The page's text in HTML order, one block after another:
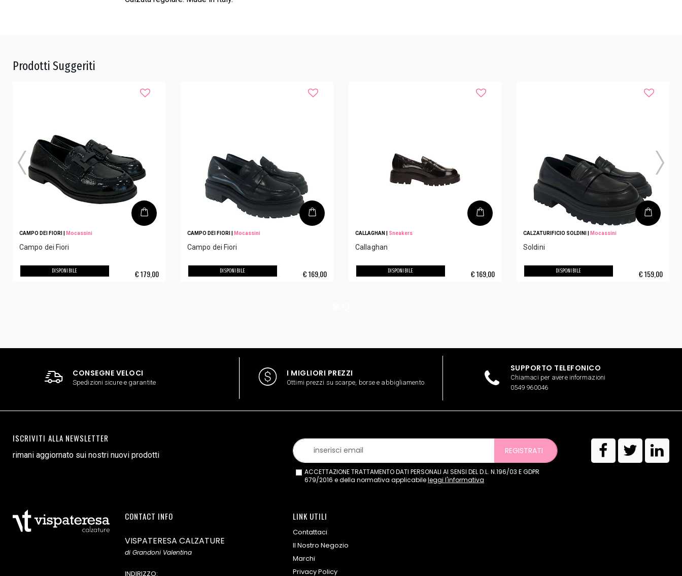
Prodotti Suggeriti
CAMPO DEI FIORI Mocassini
Campo dei Fiori
€179,00
DISPONIBILE
CAMPO DEI FIORI Mocassini
Campo dei Fiori
€169,00
DISPONIBILE
CALLAGHAN Sneakers
Callaghan
€169,00
DISPONIBILE
CALZATURIFICIO SOLDINI Mocassini
Soldini
€159,00
DISPONIBILE
CONSEGNE VELOCI
Spedizioni sicure e garantite
I MIGLIORI PREZZI
Ottimi prezzi su scarpe, borse e abbigliamento
SUPPORTO TELEFONICO
Chiamaci per avere informazioni
0549 960046
ISCRIVITI ALLA NEWSLETTER
rimani aggiornato sui nostri nuovi prodotti REGISTRATI
ACCETTAZIONE TRATTAMENTO DATI PERSONALI AI SENSI DEL D.L. N.196/03 E GDPR
679/2016 e della normativa applicabileleggi l'informativa
CONTACT INFO
VISPATERESA CALZATURE
di Grandoni Valentina
INDIRIZZO:
LINK UTILI
Contattaci
Il Nostro Negozio
Marchi
Privacy Policy